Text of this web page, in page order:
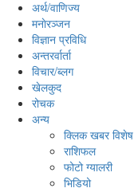
अर्थ/वाणिज्य
मनाेरञ्जन
विज्ञान प्रविधि
अन्तरर्वार्ता
विचार/ब्लग
खेलकुद
रोचक
अन्य
क्लिक खबर विशेष
राशिफल
फोटो ग्यालरी
भिडियो